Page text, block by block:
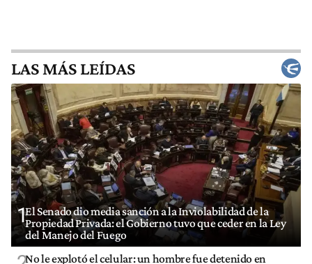
LAS MÁS LEÍDAS
1El Senado dio media sanción a la Inviolabilidad de la
Propiedad Privada: el Gobierno tuvo que ceder en la Ley
del Manejo del Fuego
No le explotó el celular: un hombre fue detenido en